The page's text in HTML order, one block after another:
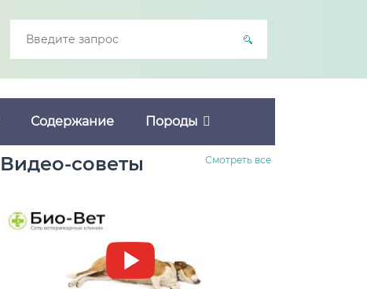
Содержание Породы
Видео-советы Смотреть все